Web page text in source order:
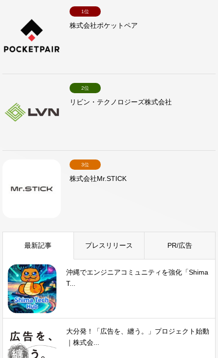
1位
株式会社ポケットペア
2位
リビン・テクノロジーズ株式会社
3位
株式会社Mr.STICK
最新記事 プレスリリース PR/広告
沖縄でエンジニアコミュニティを強化「Shima
T...
大分発！「広告を、纏う。」プロジェクト始動
｜株式会...